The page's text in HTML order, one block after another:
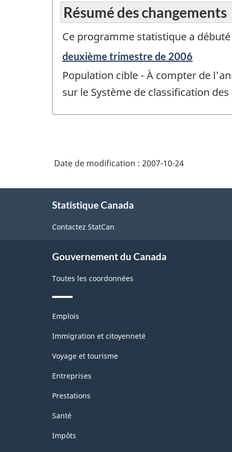
Résumé des changements
Ce programme statistique a débuté
Période
référence
de
changement
-
deuxième trimestre de 2006
Population cible - À compter de
sur le Système de classification
Date de modification : 2007-10-24
Statistique Canada
Contactez StatCan
Gouvernement du Canada
Toutes les coordonnées
Thèmes
sujets
Emplois
Immigration et citoyenneté
Voyage et tourisme
Entreprises
Prestations
Santé
Impôts